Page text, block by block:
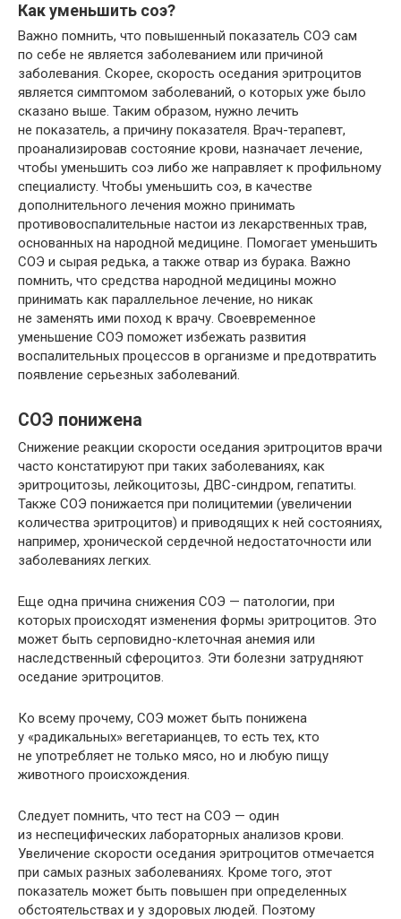
Как уменьшить соэ?
Важно помнить, что повышенный показатель СОЭ сам
по себе не является заболеванием или причиной
заболевания. Скорее, скорость оседания эритроцитов
является симптомом заболеваний, о которых уже было
сказано выше. Таким образом, нужно лечить
не показатель, а причину показателя. Врач-терапевт,
проанализировав состояние крови, назначает лечение,
чтобы уменьшить соэ либо же направляет к профильному
специалисту. Чтобы уменьшить соэ, в качестве
дополнительного лечения можно принимать
противовоспалительные настои из лекарственных трав,
основанных на народной медицине. Помогает уменьшить
СОЭ и сырая редька, а также отвар из бурака. Важно
помнить, что средства народной медицины можно
принимать как параллельное лечение, но никак
не заменять ими поход к врачу. Своевременное
уменьшение СОЭ поможет избежать развития
воспалительных процессов в организме и предотвратить
появление серьезных заболеваний.
СОЭ понижена
Снижение реакции скорости оседания эритроцитов врачи
часто констатируют при таких заболеваниях, как
эритроцитозы, лейкоцитозы, ДВС-синдром, гепатиты.
Также СОЭ понижается при полицитемии (увеличении
количества эритроцитов) и приводящих к ней состояниях,
например, хронической сердечной недостаточности или
заболеваниях легких.
Еще одна причина снижения СОЭ — патологии, при
которых происходят изменения формы эритроцитов. Это
может быть серповидно-клеточная анемия или
наследственный сфероцитоз. Эти болезни затрудняют
оседание эритроцитов.
Ко всему прочему, СОЭ может быть понижена
у «радикальных» вегетарианцев, то есть тех, кто
не употребляет не только мясо, но и любую пищу
животного происхождения.
Следует помнить, что тест на СОЭ — один
из неспецифических лабораторных анализов крови.
Увеличение скорости оседания эритроцитов отмечается
при самых разных заболеваниях. Кроме того, этот
показатель может быть повышен при определенных
обстоятельствах и у здоровых людей. Поэтому